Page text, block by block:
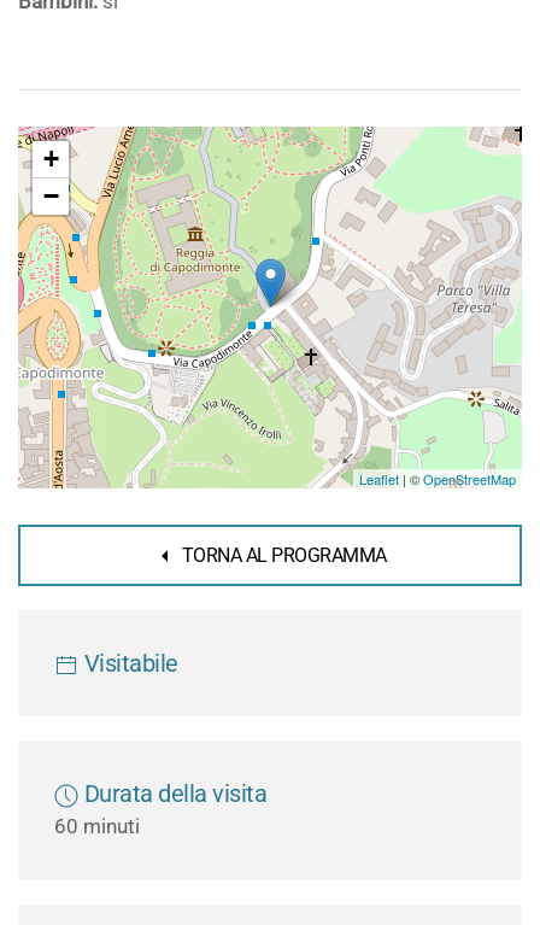
+
−
Leaflet | ©OpenStreetMap
TORNA AL PROGRAMMA
Visitabile
Durata della visita
60 minuti